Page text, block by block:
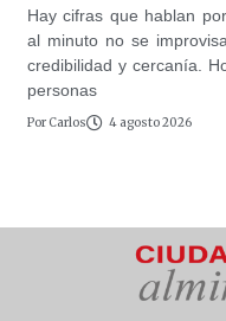
Hay cifras que hablan
al minuto no se
credibilidad y cercanía.
personas
Por Carlos 4 agosto 2026